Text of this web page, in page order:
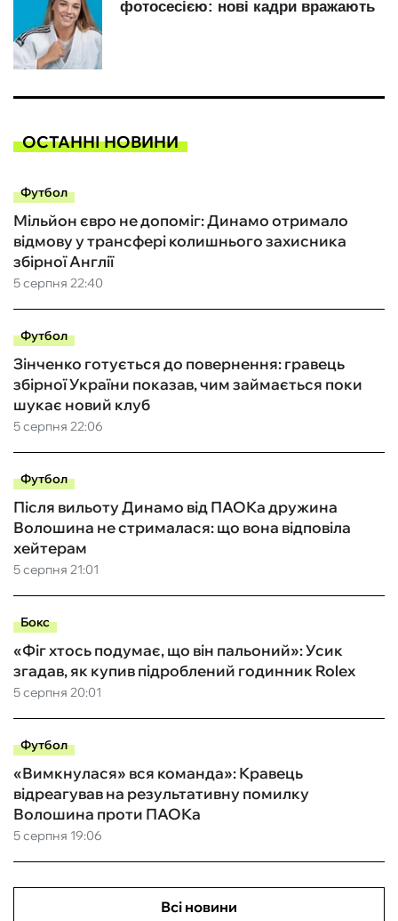
ОСТАННІ НОВИНИ
Футбол
5 серпня 22:40
Мільйон євро не допоміг: Динамо отримало
відмову у трансфері колишнього захисника
збірної Англії
Футбол
5 серпня 22:06
Зінченко готується до повернення: гравець
збірної України показав, чим займається поки
шукає новий клуб
Футбол
5 серпня 21:01
Після вильоту Динамо від ПАОКа дружина
Волошина не стрималася: що вона відповіла
хейтерам
Бокс
5 серпня 20:01
«Фіг хтось подумає, що він пальоний»: Усик
згадав, як купив підроблений годинник Rolex
Футбол
5 серпня 19:06
«Вимкнулася» вся команда»: Кравець
відреагував на результативну помилку
Волошина проти ПАОКа
Всі новини